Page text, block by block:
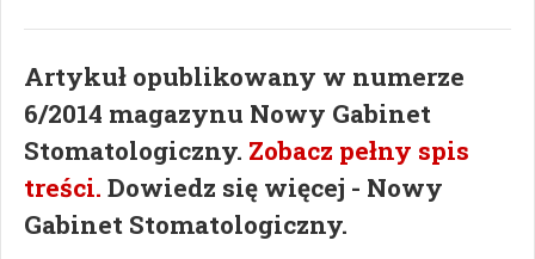
Artykuł opublikowany w numerze
6/2014 magazynu Nowy Gabinet
Stomatologiczny. Zobacz pełny spis
treści. Dowiedz się więcej - Nowy
Gabinet Stomatologiczny.